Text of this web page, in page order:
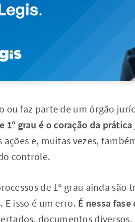
ou faz parte de um órgão
1º grau é o coração da
e, muitas vezes,
controle.
de 1º grau ainda são
isso é um erro. É nessa
documentos diversos,